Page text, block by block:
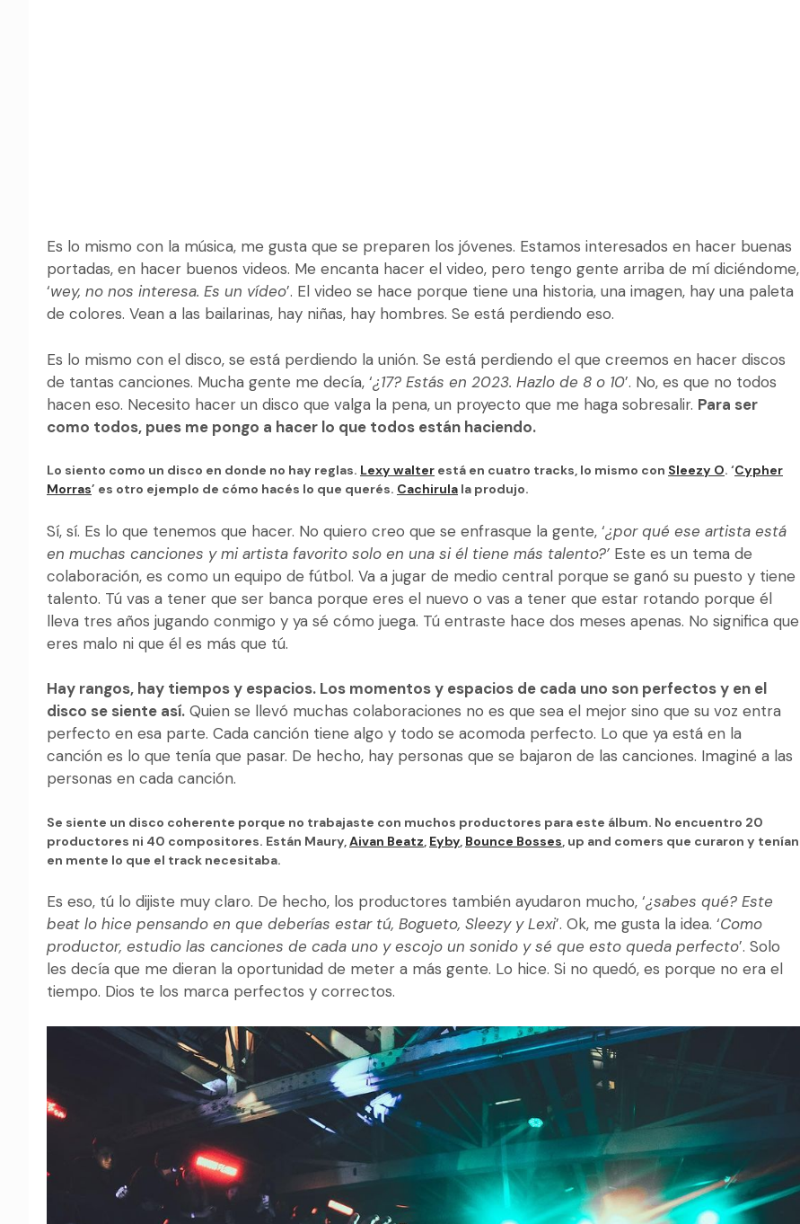
Es lo mismo con la música, me gusta que se preparen los jóvenes. Estamos interesados en hacer buenas
portadas, en hacer buenos videos. Me encanta hacer el video, pero tengo gente arriba de mí diciéndome,
‘wey, no nos interesa. Es un vídeo’. El video se hace porque tiene una historia, una imagen, hay una paleta
de colores. Vean a las bailarinas, hay niñas, hay hombres. Se está perdiendo eso.
Es lo mismo con el disco, se está perdiendo la unión. Se está perdiendo el que creemos en hacer discos
de tantas canciones. Mucha gente me decía, ‘¿17? Estás en 2023. Hazlo de 8 o 10’. No, es que no todos
hacen eso. Necesito hacer un disco que valga la pena, un proyecto que me haga sobresalir. Para ser
como todos, pues me pongo a hacer lo que todos están haciendo.
Lo siento como un disco en donde no hay reglas. Lexy walter está en cuatro tracks, lo mismo con Sleezy O. ‘Cypher
Morras’ es otro ejemplo de cómo hacés lo que querés. Cachirula la produjo.
Sí, sí. Es lo que tenemos que hacer. No quiero creo que se enfrasque la gente, ‘¿por qué ese artista está
en muchas canciones y mi artista favorito solo en una si él tiene más talento?’ Este es un tema de
colaboración, es como un equipo de fútbol. Va a jugar de medio central porque se ganó su puesto y tiene
talento. Tú vas a tener que ser banca porque eres el nuevo o vas a tener que estar rotando porque él
lleva tres años jugando conmigo y ya sé cómo juega. Tú entraste hace dos meses apenas. No significa que
eres malo ni que él es más que tú.
Hay rangos, hay tiempos y espacios. Los momentos y espacios de cada uno son perfectos y en el
disco se siente así. Quien se llevó muchas colaboraciones no es que sea el mejor sino que su voz entra
perfecto en esa parte. Cada canción tiene algo y todo se acomoda perfecto. Lo que ya está en la
canción es lo que tenía que pasar. De hecho, hay personas que se bajaron de las canciones. Imaginé a las
personas en cada canción.
Se siente un disco coherente porque no trabajaste con muchos productores para este álbum. No encuentro 20
productores ni 40 compositores. Están Maury,Aivan Beatz, Eyby, Bounce Bosses, up and comers que curaron y tenían
en mente lo que el track necesitaba.
Es eso, tú lo dijiste muy claro. De hecho, los productores también ayudaron mucho, ‘¿sabes qué? Este
beat lo hice pensando en que deberías estar tú, Bogueto, Sleezy y Lexi’. Ok, me gusta la idea. ‘Como
productor, estudio las canciones de cada uno y escojo un sonido y sé que esto queda perfecto’. Solo
les decía que me dieran la oportunidad de meter a más gente. Lo hice. Si no quedó, es porque no era el
tiempo. Dios te los marca perfectos y correctos.